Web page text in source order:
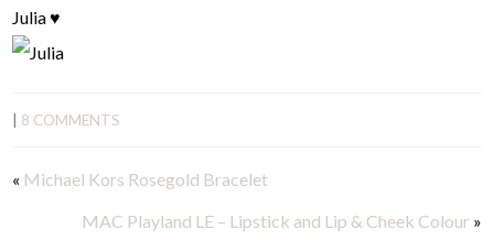
Julia ♥
8 COMMENTS
« Michael Kors Rosegold Bracelet
MAC Playland LE – Lipstick and Lip & Cheek Colour»